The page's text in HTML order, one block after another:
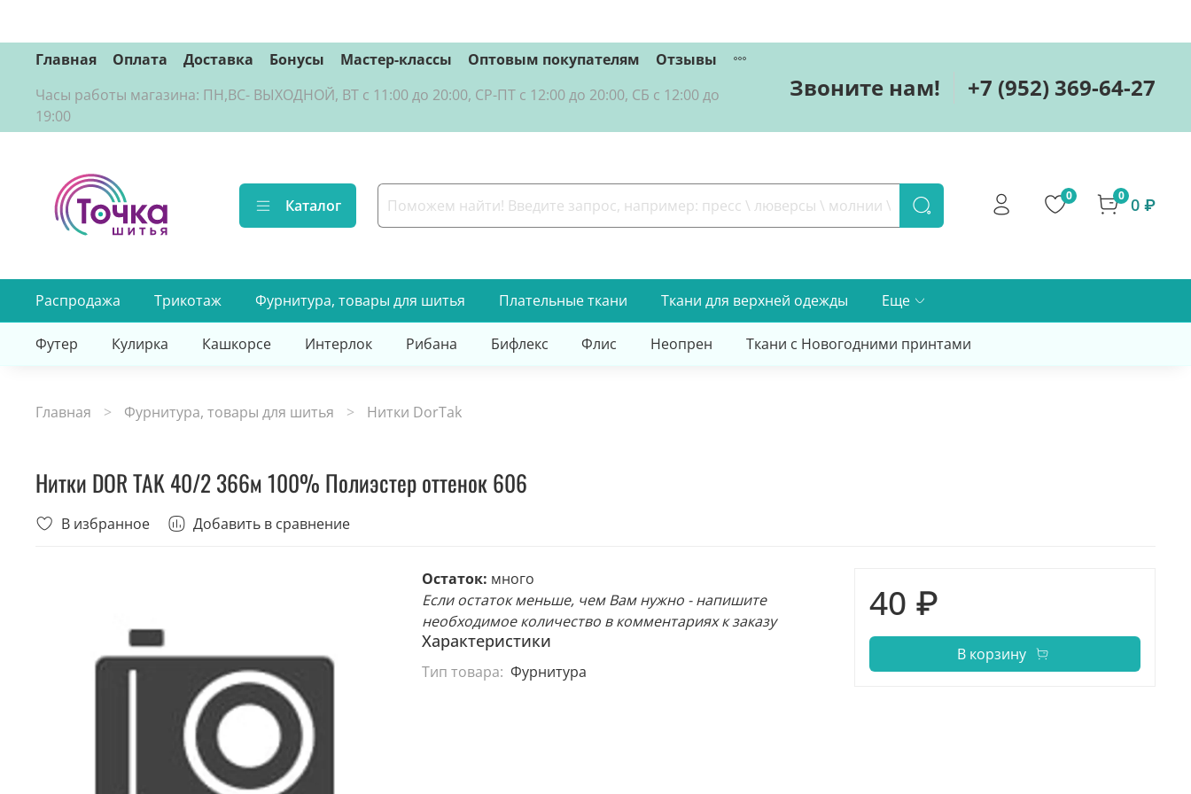
Главная Оплата Доставка Бонусы Мастер-классы Оптовым покупателям
Отзывы
Часы работы магазина: ПН,ВС- ВЫХОДНОЙ, ВТ с 11:00 до 20:00, СР-ПТ с 12:00 до 20:00, СБ с 12:00 до
19:00
Звоните нам! +7 (952) 369-64-27
Каталог
0 0 0 ₽
Распродажа Трикотаж Фурнитура, товары для шитья Плательные ткани Ткани для верхней одежды Еще
Футер Кулирка Кашкорсе Интерлок Рибана Бифлекс Флис Неопрен Ткани с Новогодними принтами
Главная Фурнитура, товары для шитья Нитки DorTak
Нитки DOR TAK 40/2 366м 100% Полиэстер оттенок 606
В избранное Добавить в сравнение
Остаток: много
Если остаток меньше, чем Вам нужно - напишите
необходимое количество в комментариях к заказу
Характеристики
Тип товара: Фурнитура
40 ₽
В корзину